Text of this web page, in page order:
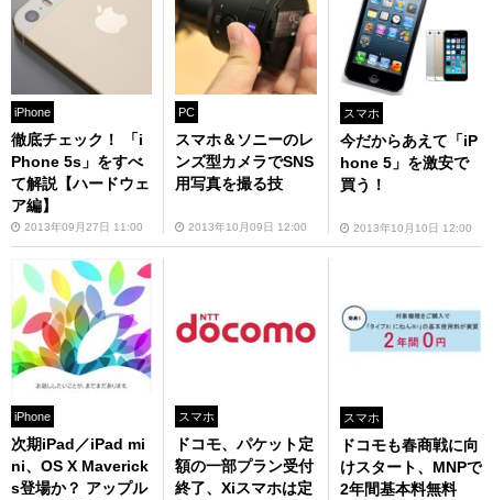
iPhone
徹底チェック！ 「i
Phone 5s」をすべ
て解説【ハードウェ
ア編】
2013年09月27日 11:00
PC
スマホ＆ソニーのレ
ンズ型カメラでSNS
用写真を撮る技
2013年10月09日 12:00
スマホ
今だからあえて「iP
hone 5」を激安で
買う！
2013年10月10日 12:00
iPhone
次期iPad／iPad mi
ni、OS X Maverick
s登場か？ アップル
スマホ
ドコモ、パケット定
額の一部プラン受付
終了、Xiスマホは定
スマホ
ドコモも春商戦に向
けスタート、MNPで
2年間基本料無料